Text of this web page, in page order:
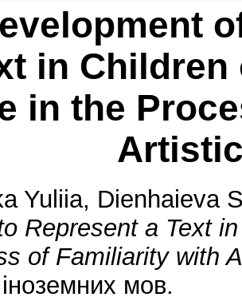
in
in the
Yuliia, Dienhaieva
Represent a Text
of Familiarity with
мов.